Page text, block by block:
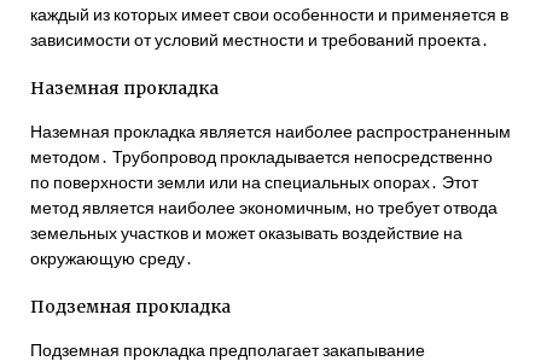
каждый из которых имеет свои особенности и применяется в
зависимости от условий местности и требований проекта․
Наземная прокладка
Наземная прокладка является наиболее распространенным
методом․ Трубопровод прокладывается непосредственно
по поверхности земли или на специальных опорах․ Этот
метод является наиболее экономичным, но требует отвода
земельных участков и может оказывать воздействие на
окружающую среду․
Подземная прокладка
Подземная прокладка предполагает закапывание